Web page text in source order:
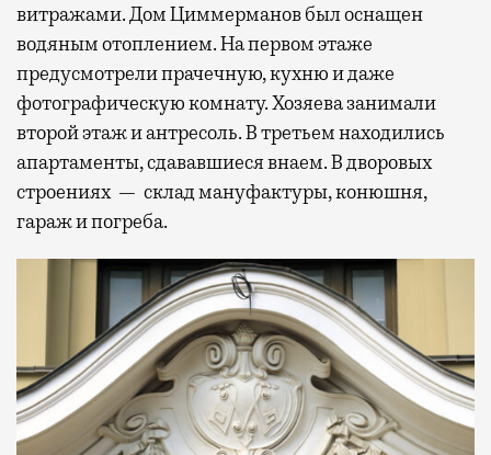
витражами. Дом Циммерманов был оснащен
водяным отоплением. На первом этаже
предусмотрели прачечную, кухню и даже
фотографическую комнату. Хозяева занимали
второй этаж и антресоль. В третьем находились
апартаменты, сдававшиеся внаем. В дворовых
строениях — склад мануфактуры, конюшня,
гараж и погреба.